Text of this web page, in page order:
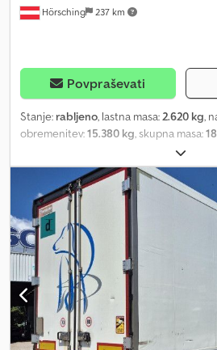
Hörsching 237 km
Povpraševati
Stanje: rabljeno, lastna masa:2.620 kg,
obremenitev:15.380 kg, skupna masa:
,
vzmetenje:zrak, velikost pnevmatike:
| Lafeta Krone AZ | BPW osi z disk
kolesa | Pnevmatioke 385/65/R22.5 |
predprodaja pridržane. Dcedpozquwvjfx